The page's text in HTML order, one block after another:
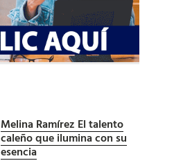
Melina Ramírez El talento
caleño que ilumina con su
esencia